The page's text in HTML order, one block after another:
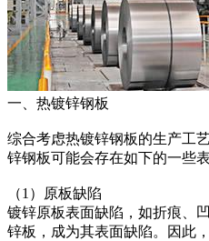
一、热镀锌钢板
综合考虑热镀锌钢板的生产工
锌钢板可能会存在如下的一些
（1）原板缺陷
镀锌原板表面缺陷，如折痕、
锌板，成为其表面缺陷。因此